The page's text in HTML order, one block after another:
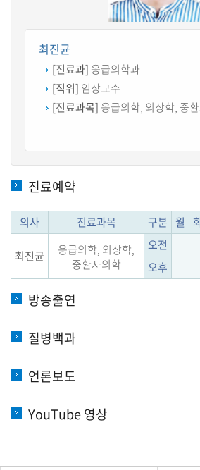
최진균
[진료과] 응급의학과
[직위] 임상교수
[진료과목] 응급의학, 외상학, 중
진료예약
의사 진료과목 구분 월
최진균
응급의학, 외상학,
중환자의학
오전
오후
방송출연
질병백과
언론보도
YouTube 영상